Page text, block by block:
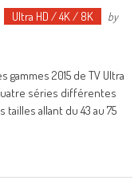
Ultra HD / 4K / 8K
by
2015 de TV Ultra
séries différentes
tailles allant du 43 au 75